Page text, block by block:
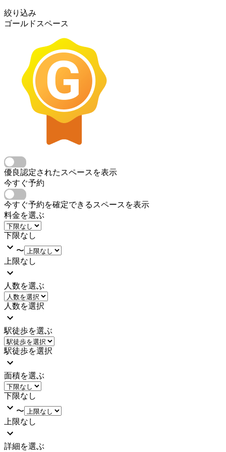
絞り込み
ゴールドスペース
優良認定されたスペースを表示
今すぐ予約
今すぐ予約を確定できるスペースを表示
料金を選ぶ
下限なし
〜
上限なし
人数を選ぶ
人数を選択
駅徒歩を選ぶ
駅徒歩を選択
面積を選ぶ
下限なし
〜
上限なし
詳細を選ぶ